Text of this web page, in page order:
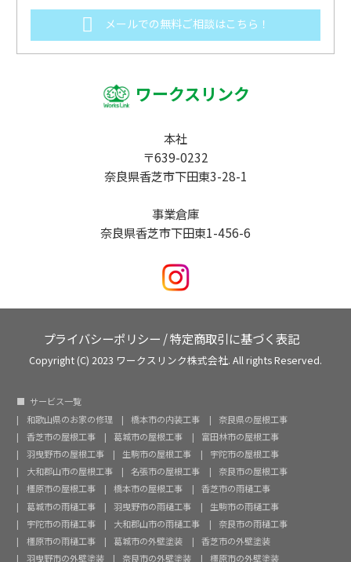
メールでの無料ご相談はこちら！
ワークスリンク
本社
〒639-0232
奈良県香芝市下田東3-28-1
事業倉庫
奈良県香芝市下田東1-456-6
プライバシーポリシー /特定商取引に基づく表記
Copyright (C) 2023 ワークスリンク株式会社. All rights Reserved.
サービス一覧
和歌山県のお家の修理
橋本市の内装工事
奈良県の屋根工事
香芝市の屋根工事
葛城市の屋根工事
富田林市の屋根工事
羽曳野市の屋根工事
生駒市の屋根工事
宇陀市の屋根工事
大和郡山市の屋根工事
名張市の屋根工事
奈良市の屋根工事
橿原市の屋根工事
橋本市の屋根工事
香芝市の雨樋工事
葛城市の雨樋工事
羽曳野市の雨樋工事
生駒市の雨樋工事
宇陀市の雨樋工事
大和郡山市の雨樋工事
奈良市の雨樋工事
橿原市の雨樋工事
葛城市の外壁塗装
香芝市の外壁塗装
羽曳野市の外壁塗装
奈良市の外壁塗装 橿原市の外壁塗装